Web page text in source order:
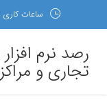
ساعات کاری : 09:00 تا 16:00
رصد نرم
تجاری و